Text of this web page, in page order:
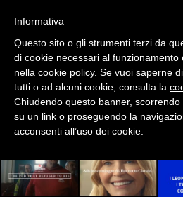
DESIGN
EVENTI
MOBILE
PROMOZIONI
PRODOTTI
Informativa
Questo sito o gli strumenti terzi da
di cookie necessari al
nella cookie policy. Se vuoi saperne
tutti o ad alcuni cookie, consulta la
Chiudendo questo banner,
su un link o proseguendo la
acconsenti all’uso dei cookie.